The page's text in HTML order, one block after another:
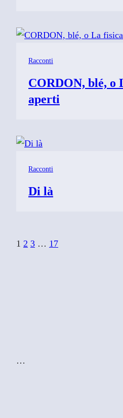
Racconti
CORDON, blé, o
aperti
Racconti
Di là
1 2 3 … 17
…